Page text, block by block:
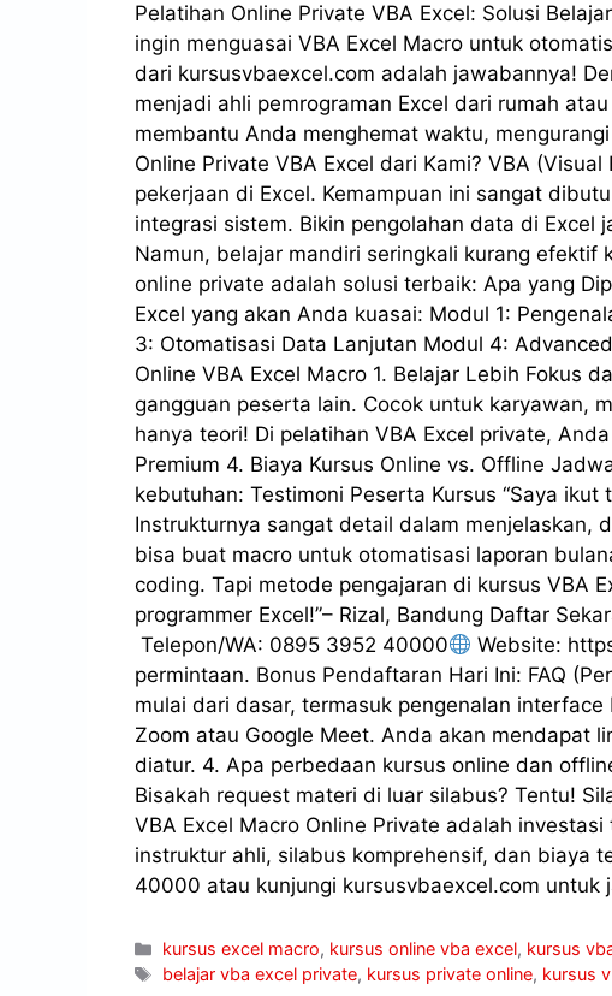
Pelatihan Online Private VBA Excel: Solusi
ingin menguasai VBA Excel Macro untuk
dari kursusvbaexcel.com adalah jawabannya!
menjadi ahli pemrograman Excel dari rumah
membantu Anda menghemat waktu,
Online Private VBA Excel dari Kami? VBA
pekerjaan di Excel. Kemampuan ini sangat
integrasi sistem. Bikin pengolahan data di
Namun, belajar mandiri seringkali kurang efektif
online private adalah solusi terbaik: Apa yang
Excel yang akan Anda kuasai: Modul 1:
3: Otomatisasi Data Lanjutan Modul 4:
Online VBA Excel Macro 1. Belajar Lebih Fokus
gangguan peserta lain. Cocok untuk karyawan,
hanya teori! Di pelatihan VBA Excel private,
Premium 4. Biaya Kursus Online vs. Offline
kebutuhan: Testimoni Peserta Kursus “Saya
Instrukturnya sangat detail dalam menjelaskan,
bisa buat macro untuk otomatisasi laporan
coding. Tapi metode pengajaran di kursus VBA
programmer Excel!”– Rizal, Bandung Daftar
Telepon/WA: 0895 3952 40000
Website:
permintaan. Bonus Pendaftaran Hari Ini: FAQ
mulai dari dasar, termasuk pengenalan
Zoom atau Google Meet. Anda akan mendapat
diatur. 4. Apa perbedaan kursus online dan
Bisakah request materi di luar silabus? Tentu!
VBA Excel Macro Online Private adalah
instruktur ahli, silabus komprehensif, dan biaya
40000 atau kunjungi kursusvbaexcel.com
kursus excel macro, kursus online vba excel, kursus
belajar vba excel private, kursus private online, kursus